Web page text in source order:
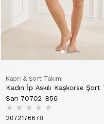
Kapri & Şort Takımı
Kadın İp Askılı Kaşkorse Şort
Sarı 70702-856
★ ★ ★ ★ ★
2072176678